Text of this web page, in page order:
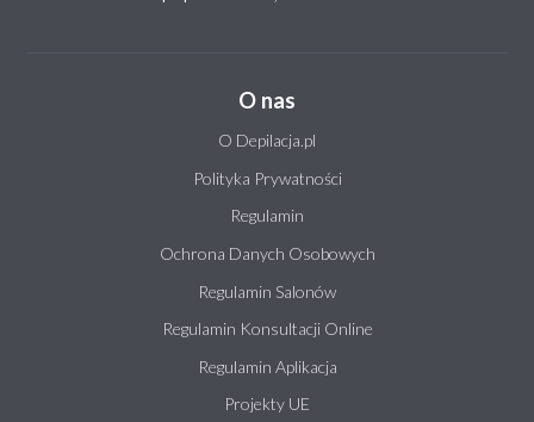
O nas
O Depilacja.pl
Polityka Prywatności
Regulamin
Ochrona Danych Osobowych
Regulamin Salonów
Regulamin Konsultacji Online
Regulamin Aplikacja
Projekty UE